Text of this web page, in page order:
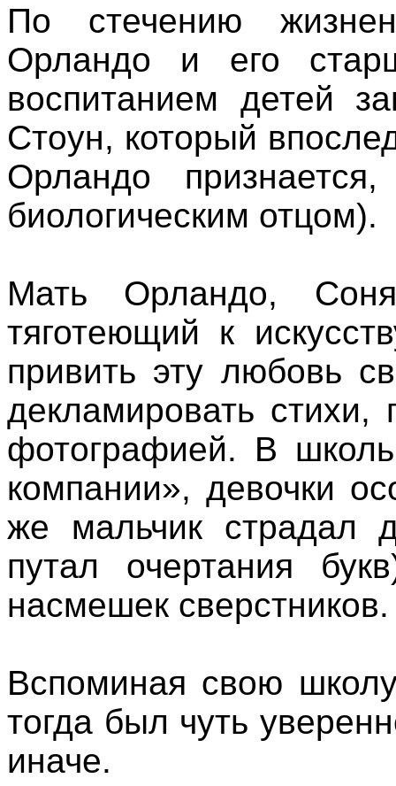
По стечению
Орландо и его
воспитанием детей
Стоун, который
Орландо
биологическим отцом).
Мать Орландо,
тяготеющий к
привить эту любовь
декламировать
фотографией. В
компании», девочки
же мальчик страдал
путал очертания
насмешек сверстников.
Вспоминая свою
тогда был чуть
иначе.